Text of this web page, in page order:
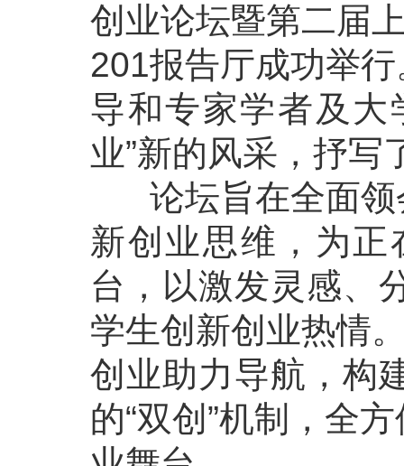
创业论坛暨第二届
201报告厅成功举
导和专家学者及大
业”新的风采，抒写
论坛旨在全面领
新创业思维，为
台，以激发灵感、
学生创新创业热情
创业助力导航，构
的“双创”机制，全